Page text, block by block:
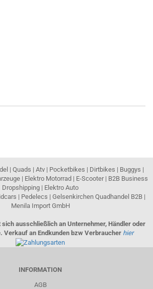
| Quads | Atv | Pocketbikes | Dirtbikes | Buggys |
| Elektro Motorrad | E-Scooter | B2B Business
Dropshipping | Elektro Auto
| Pedelecs | Gelsenkirchen Quadhandel B2B |
Menila Import GmbH
ausschließlich an Unternehmer, Händler oder
Verkauf an Endkunden bzw Verbraucher hier
INFORMATION
AGB